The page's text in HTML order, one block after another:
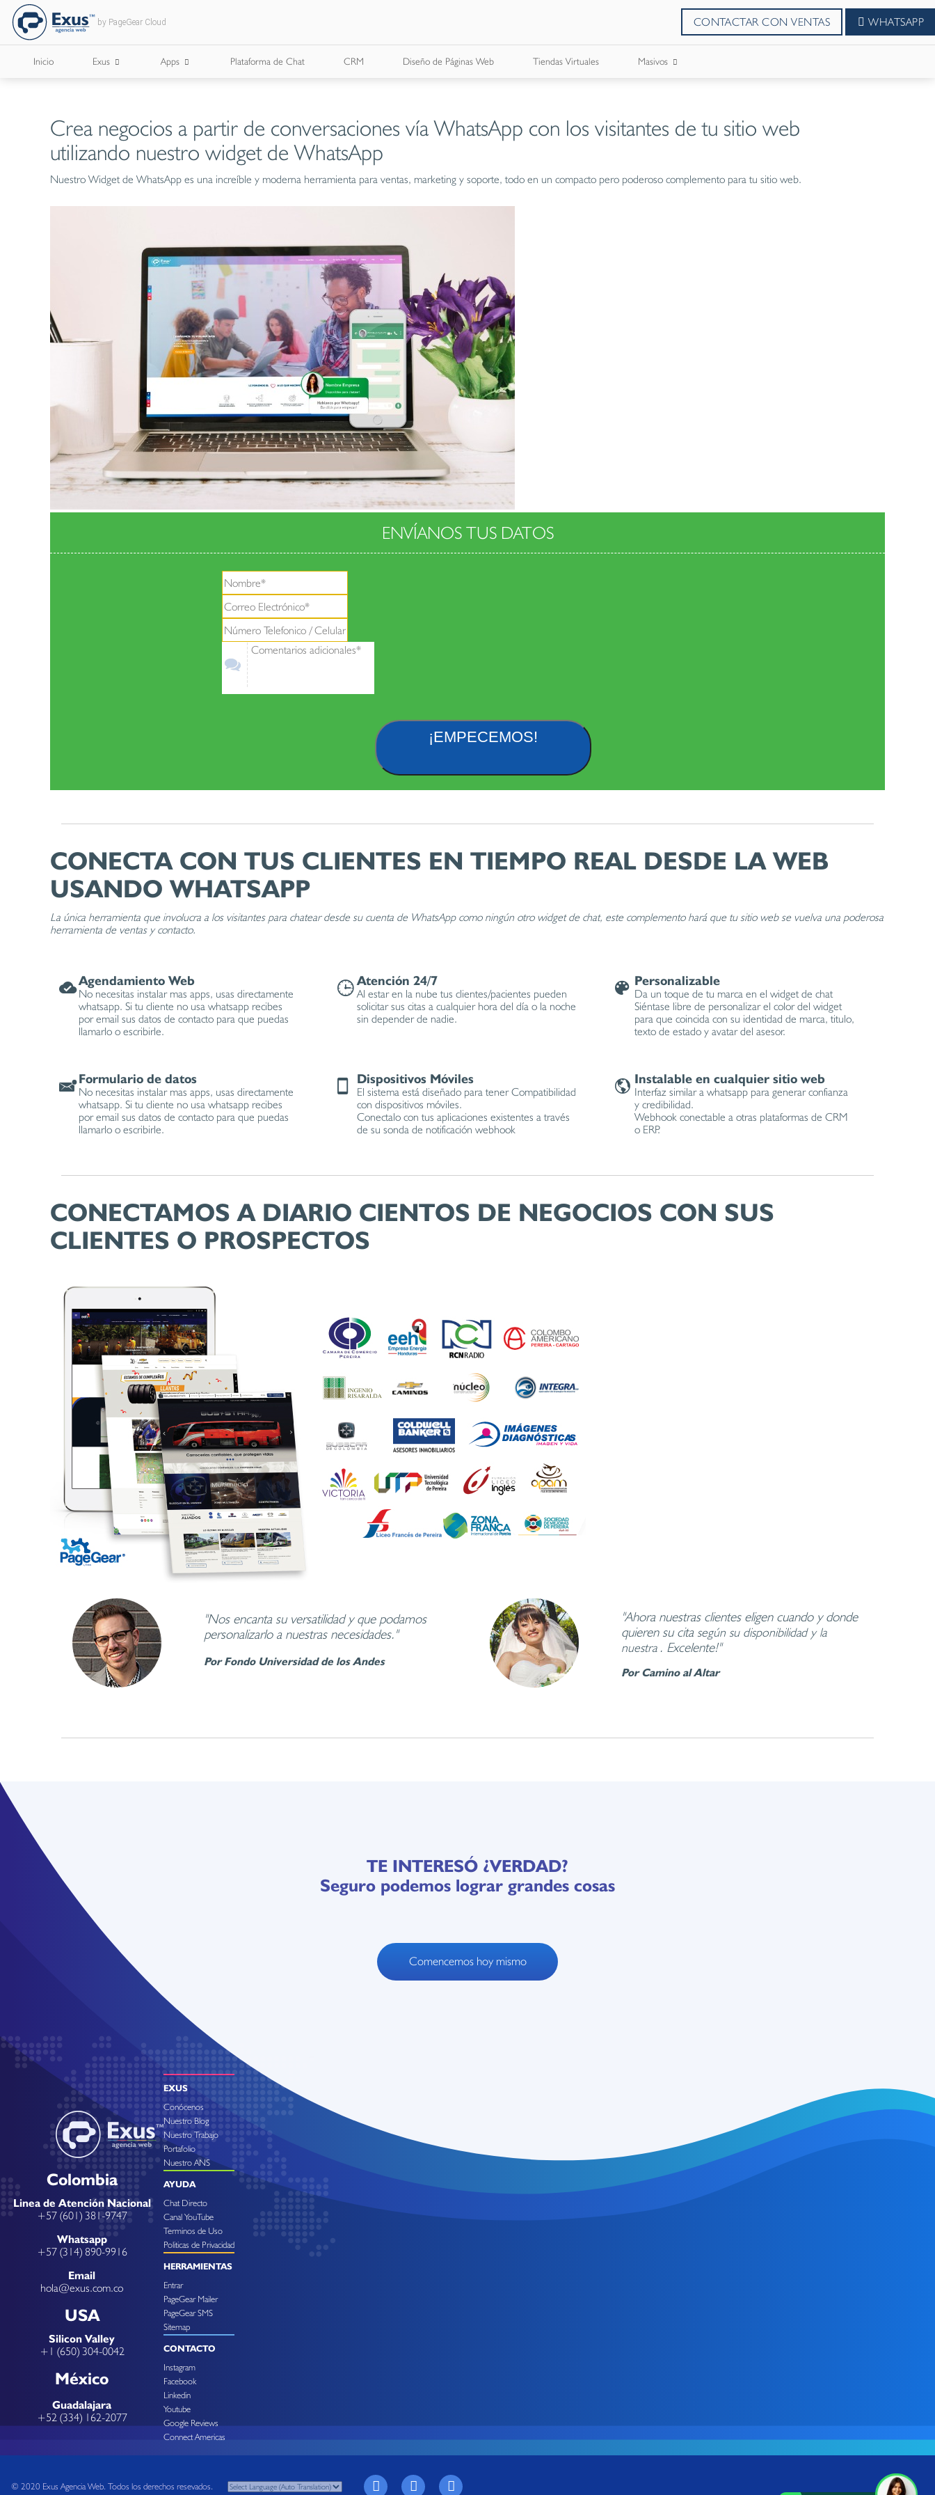
by PageGear Cloud CONTACTAR CON VENTAS WHATSAPP
Inicio Exus
¿Con Quién Trabajamos?
Lee Nuestro Blog
Trabaja con Nosotros
Documentos Corporativos
Apps Plataforma de Chat CRM Diseño de Páginas Web Tiendas Virtuales Masivos
WhatsApp Masivos
Crea negocios a partir de conversaciones vía WhatsApp con los visitantes de tu sitio web
utilizando nuestro widget de WhatsApp
Nuestro Widget de WhatsApp es una increíble y moderna herramienta para ventas, marketing y soporte, todo en un compacto pero poderoso complemento para tu sitio web.
ENVÍANOS TUS DATOS
¡EMPECEMOS!
CONECTA CON TUS CLIENTES EN TIEMPO REAL DESDE LA WEB
USANDO WHATSAPP
La única herramienta que involucra a los visitantes para chatear desde su cuenta de WhatsApp como ningún otro widget de chat, este complemento hará que tu sitio web se vuelva una poderosa
herramienta de ventas y contacto.
Agendamiento Web
No necesitas instalar mas apps, usas directamente
whatsapp. Si tu cliente no usa whatsapp recibes
por email sus datos de contacto para que puedas
llamarlo o escribirle.
Atención 24/7
Al estar en la nube tus clientes/pacientes pueden
solicitar sus citas a cualquier hora del día o la noche
sin depender de nadie.
Personalizable
Da un toque de tu marca en el widget de chat
Siéntase libre de personalizar el color del widget
para que coincida con su identidad de marca, titulo,
texto de estado y avatar del asesor.
Formulario de datos
No necesitas instalar mas apps, usas directamente
whatsapp. Si tu cliente no usa whatsapp recibes
por email sus datos de contacto para que puedas
llamarlo o escribirle.
Dispositivos Móviles
El sistema está diseñado para tener Compatibilidad
con dispositivos móviles.
Conectalo con tus aplicaciones existentes a través
de su sonda de notificación webhook
Instalable en cualquier sitio web
Interfaz similar a whatsapp para generar confianza
y credibilidad.
Webhook conectable a otras plataformas de CRM
o ERP.
CONECTAMOS A DIARIO CIENTOS DE NEGOCIOS CON SUS
CLIENTES O PROSPECTOS
"Nos encanta su versatilidad y que podamos
personalizarlo a nuestras necesidades."
Por Fondo Universidad de los Andes
"Ahora nuestras clientes eligen cuando y donde
quieren su cita según su disponibilidad y la
nuestra . Excelente!"
Por Camino al Altar
TE INTERESÓ ¿VERDAD?
Seguro podemos lograr grandes cosas
Comencemos hoy mismo
Colombia
Linea de Atención Nacional
+57 (601) 381-9747
Whatsapp
+57 (314) 890-9916
Email
hola@exus.com.co
USA
Silicon Valley
+1 (650) 304-0042
México
Guadalajara
+52 (334) 162-2077
EXUS
Conócenos
Nuestro Blog
Nuestro Trabajo
Portafolio
Nuestro ANS
AYUDA
Chat Directo
Canal YouTube
Terminos de Uso
Politicas de Privacidad
HERRAMIENTAS
Entrar
PageGear Mailer
PageGear SMS
Sitemap
CONTACTO
Instagram
Facebook
Linkedin
Youtube
Google Reviews
Connect Americas
© 2020 Exus Agencia Web. Todos los derechos resevados.